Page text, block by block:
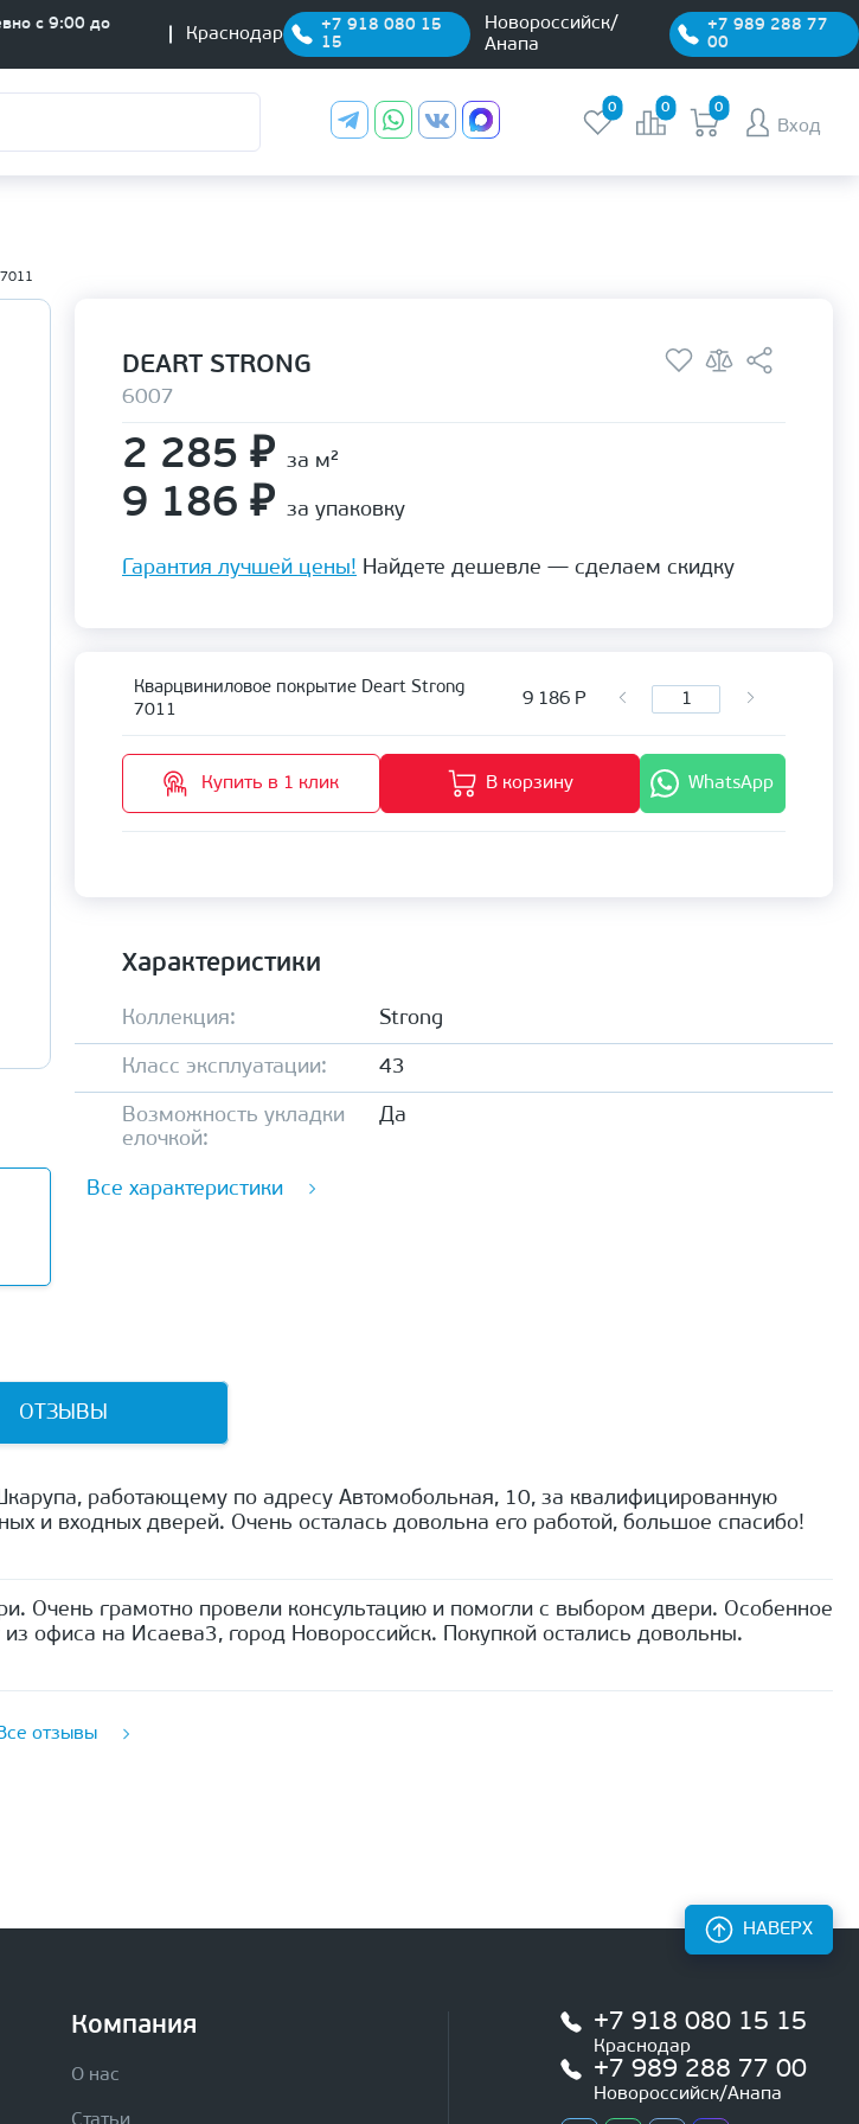
с 9:00 до
Краснодар
+7 918 080 15
15
Новороссийск/
Анапа
+7 989 288 77
00
0 0 0
Вход
DEART STRONG
6007
2 285 ₽ за м²
9 186 ₽ за упаковку
Гарантия лучшей цены! Найдете дешевле — сделаем скидку
Кварцвиниловое покрытие Deart Strong
7011
9 186 Р
Купить в 1 клик В корзину WhatsApp
Характеристики
Коллекция: Strong
Класс эксплуатации: 43
Возможность укладки
елочкой:
Да
Все характеристики
ОТЗЫВЫ
работающему по адресу Автомобольная, 10, за квалифицированную
и входных дверей. Очень осталась довольна его работой, большое спасибо!
Очень грамотно провели консультацию и помогли с выбором двери. Особенное
офиса на Исаева3, город Новороссийск. Покупкой остались довольны.
отзывы
Компания
О нас
+7 918 080 15 15
Краснодар
+7 989 288 77 00
Новороссийск/Анапа
НАВЕРХ